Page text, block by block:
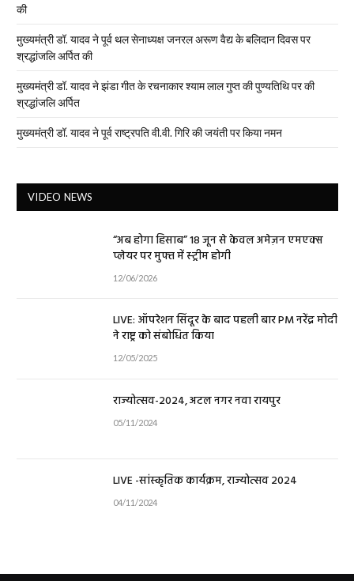
की
मुख्यमंत्री डॉ. यादव ने पूर्व थल सेनाध्यक्ष जनरल अरूण वैद्य के बलिदान दिवस पर
श्रद्धांजलि अर्पित की
मुख्यमंत्री डॉ. यादव ने झंडा गीत के रचनाकार श्याम लाल गुप्त की पुण्यतिथि पर की
श्रद्धांजलि अर्पित
मुख्यमंत्री डॉ. यादव ने पूर्व राष्ट्रपति वी.वी. गिरि की जयंती पर किया नमन
VIDEO NEWS
“अब होगा हिसाब” 18 जून से केवल अमेज़न एमएक्स
प्लेयर पर मुफ्त में स्ट्रीम होगी
12/06/2026
LIVE: ऑपरेशन सिंदूर के बाद पहली बार PM नरेंद्र मोदी
ने राष्ट्र को संबोधित किया
12/05/2025
राज्योत्सव-2024, अटल नगर नवा रायपुर
05/11/2024
LIVE -सांस्कृतिक कार्यक्रम, राज्योत्सव 2024
04/11/2024